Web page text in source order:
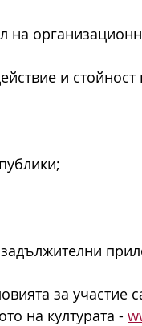
на
и стойност
задължителни
за участие
на културата -